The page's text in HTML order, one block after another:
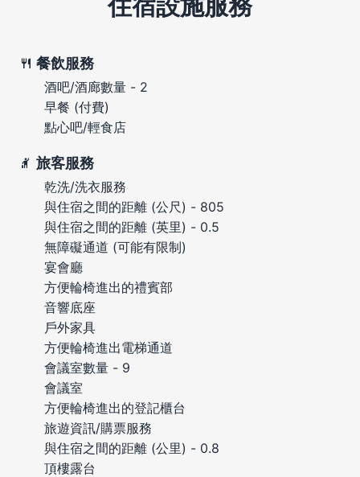
餐飲服務
酒吧/酒廊數量 - 2
早餐 (付費)
點心吧/輕食店
旅客服務
乾洗/洗衣服務
與住宿之間的距離 (公尺) - 805
與住宿之間的距離 (英里) - 0.5
無障礙通道 (可能有限制)
宴會廳
方便輪椅進出的禮賓部
音響底座
戶外家具
方便輪椅進出電梯通道
會議室數量 - 9
會議室
方便輪椅進出的登記櫃台
旅遊資訊/購票服務
與住宿之間的距離 (公里) - 0.8
頂樓露台